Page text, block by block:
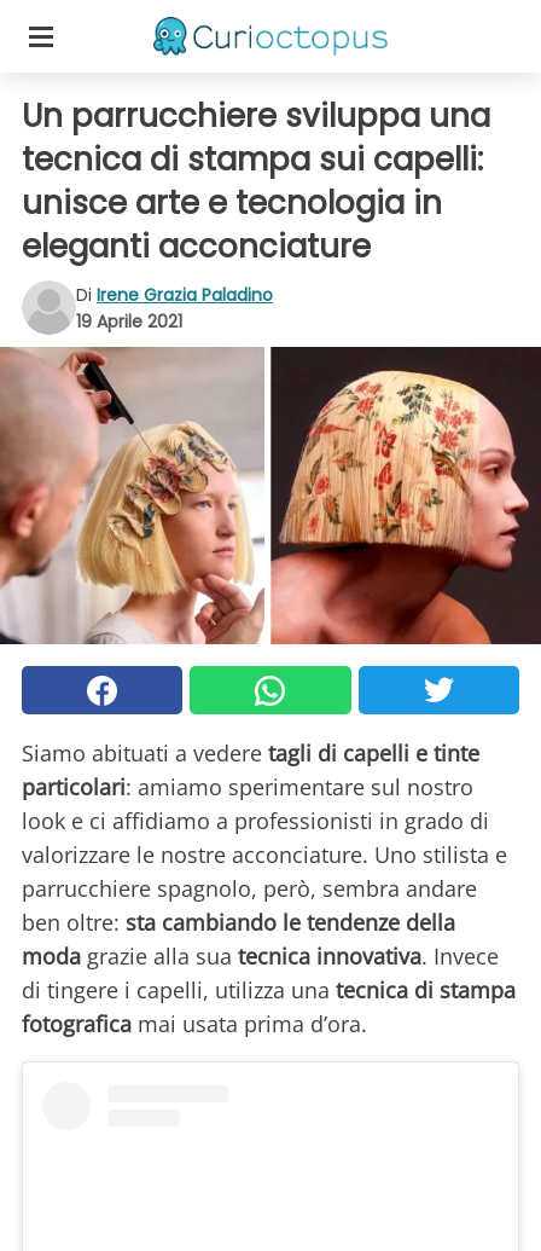
Un parrucchiere sviluppa una
tecnica di stampa sui capelli:
unisce arte e tecnologia in
eleganti acconciature
Di Irene Grazia Paladino
19 Aprile 2021
Siamo abituati a vedere tagli di capelli e tinte
particolari: amiamo sperimentare sul nostro
look e ci affidiamo a professionisti in grado di
valorizzare le nostre acconciature. Uno stilista e
parrucchiere spagnolo, però, sembra andare
ben oltre: sta cambiando le tendenze della
moda grazie alla sua tecnica innovativa. Invece
di tingere i capelli, utilizza una tecnica di stampa
fotografica mai usata prima d’ora.